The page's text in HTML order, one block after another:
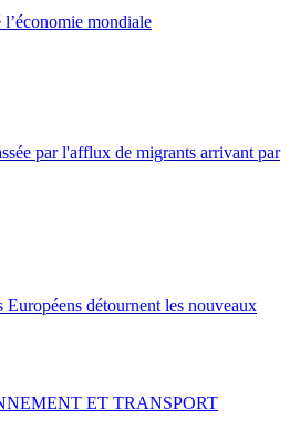
mondiale
par l'afflux de migrants arrivant par
Européens détournent les nouveaux
ET TRANSPORT